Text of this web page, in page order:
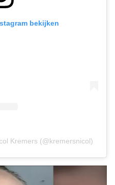
bekijken
Kremers (@kremersnicol)